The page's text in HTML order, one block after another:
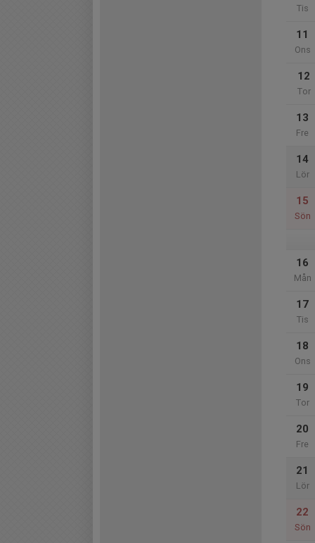
Tis
11
Ons
12
Tor
13
Fre
14
Lör
15
Sön
16
Mån
17
Tis
18
Ons
19
Tor
20
Fre
21
Lör
22
Sön